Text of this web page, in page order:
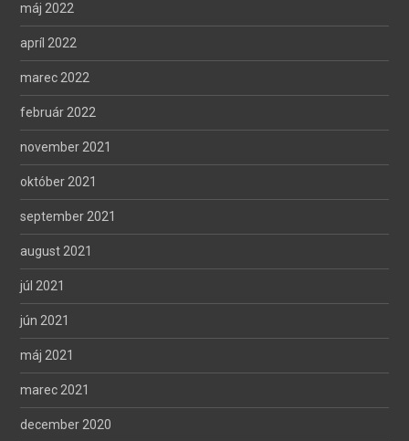
máj 2022
apríl 2022
marec 2022
február 2022
november 2021
október 2021
september 2021
august 2021
júl 2021
jún 2021
máj 2021
marec 2021
december 2020